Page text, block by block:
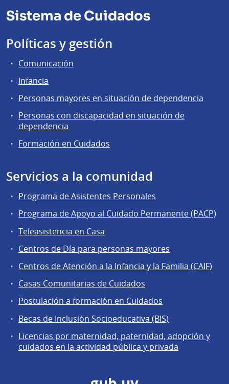
Sistema de Cuidados
Políticas y gestión
Comunicación
Infancia
Personas mayores en situación de dependencia
Personas con discapacidad en situación de
dependencia
Formación en Cuidados
Servicios a la comunidad
Programa de Asistentes Personales
Programa de Apoyo al Cuidado Permanente (PACP)
Teleasistencia en Casa
Centros de Día para personas mayores
Centros de Atención a la Infancia y la Familia (CAIF)
Casas Comunitarias de Cuidados
Postulación a formación en Cuidados
Becas de Inclusión Socioeducativa (BIS)
Licencias por maternidad, paternidad, adopción y
cuidados en la actividad pública y privada